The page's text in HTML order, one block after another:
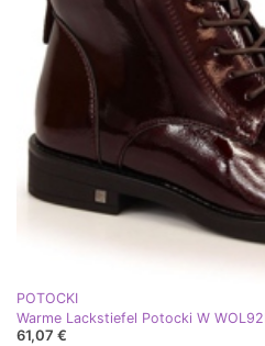
POTOCKI
Warme Lackstiefel Potocki W
61,07 €